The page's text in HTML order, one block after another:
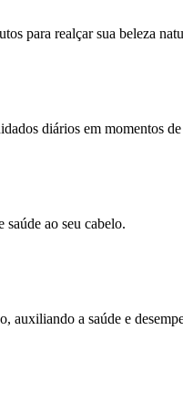
para realçar sua beleza
diários em momentos de
ao seu cabelo.
auxiliando a saúde e